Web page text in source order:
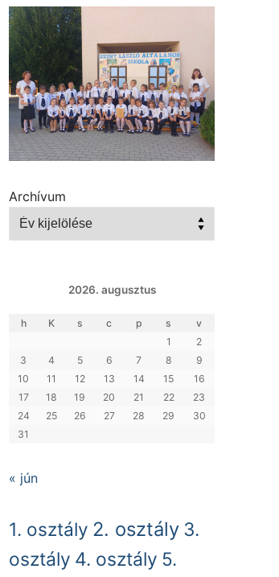
Archívum
2026. augusztus
h K s c p s
v
1
2
3
4 5 6 7 8
9
10
11 12 13 14 15
16
17
18 19 20 21 22
23
24
25 26 27 28 29
30
31
« jún
1. osztály 2. osztály 3.
osztály 4. osztály 5.